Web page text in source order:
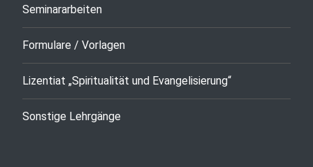
Seminararbeiten
Formulare / Vorlagen
Lizentiat „Spiritualität und Evangelisierung“
Sonstige Lehrgänge